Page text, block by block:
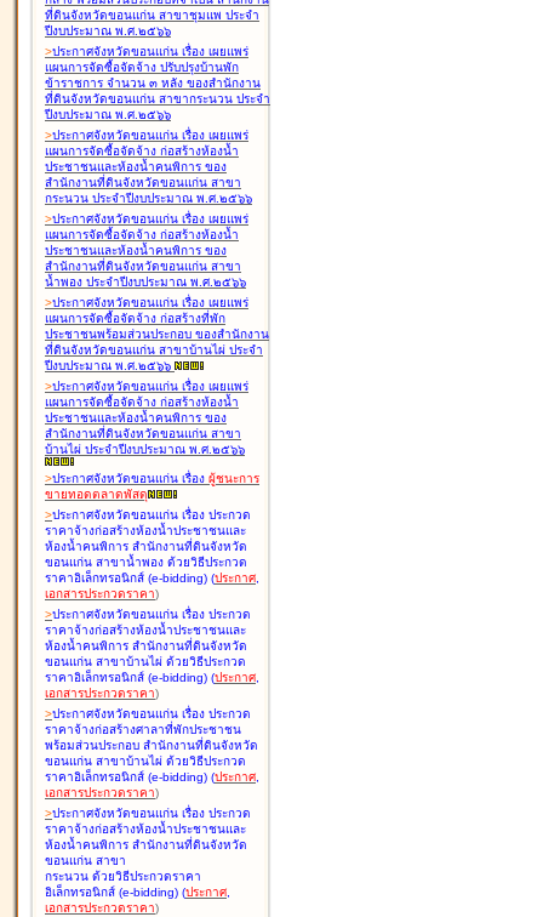
ที่ดินจังหวัดขอนแก่น สาขาชุมแพ ประจำ
ปีงบประมาณ พ.ศ.๒๕๖๖
>ประกาศจังหวัดขอนแก่น เรื่อง เผยแพร่
แผนการจัดซื้อจัดจ้าง ปรับปรุงบ้านพัก
ข้าราชการ จำนวน ๓ หลัง ของสำนักงาน
ที่ดินจังหวัดขอนแก่น สาขากระนวน ประจำ
ปีงบประมาณ พ.ศ.๒๕๖๖
>ประกาศจังหวัดขอนแก่น เรื่อง เผยแพร่
แผนการจัดซื้อจัดจ้าง ก่อสร้างห้องน้ำ
ประชาชนและห้องน้ำคนพิการ ของ
สำนักงานที่ดินจังหวัดขอนแก่น สาขา
กระนวน ประจำปีงบประมาณ พ.ศ.๒๕๖๖
>ประกาศจังหวัดขอนแก่น เรื่อง เผยแพร่
แผนการจัดซื้อจัดจ้าง ก่อสร้างห้องน้ำ
ประชาชนและห้องน้ำคนพิการ ของ
สำนักงานที่ดินจังหวัดขอนแก่น สาขา
น้ำพอง ประจำปีงบประมาณ พ.ศ.๒๕๖๖
>ประกาศจังหวัดขอนแก่น เรื่อง เผยแพร่
แผนการจัดซื้อจัดจ้าง ก่อสร้างที่พัก
ประชาชนพร้อมส่วนประกอบ ของสำนักงาน
ที่ดินจังหวัดขอนแก่น สาขาบ้านไผ่ ประจำ
ปีงบประมาณ พ.ศ.๒๕๖๖
>ประกาศจังหวัดขอนแก่น เรื่อง เผยแพร่
แผนการจัดซื้อจัดจ้าง ก่อสร้างห้องน้ำ
ประชาชนและห้องน้ำคนพิการ ของ
สำนักงานที่ดินจังหวัดขอนแก่น สาขา
บ้านไผ่ ประจำปีงบประมาณ พ.ศ.๒๕๖๖
>ประกาศจังหวัดขอนแก่น เรื่อง ผู้ชนะการ
ขายทอดตลาดพัสดุ
>ประกาศจังหวัดขอนแก่น เรื่อง ประกวด
ราคาจ้างก่อสร้างห้องน้ำประชาชนและ
ห้องน้ำคนพิการ สำนักงานที่ดินจังหวัด
ขอนแก่น สาขาน้ำพอง ด้วยวิธีประกวด
ราคาอิเล็กทรอนิกส์ (e-bidding) (ประกาศ,
เอกสารประกวดราคา)
>ประกาศจังหวัดขอนแก่น เรื่อง ประกวด
ราคาจ้างก่อสร้างห้องน้ำประชาชนและ
ห้องน้ำคนพิการ สำนักงานที่ดินจังหวัด
ขอนแก่น สาขาบ้านไผ่ ด้วยวิธีประกวด
ราคาอิเล็กทรอนิกส์ (e-bidding) (ประกาศ,
เอกสารประกวดราคา)
>ประกาศจังหวัดขอนแก่น เรื่อง ประกวด
ราคาจ้างก่อสร้างศาลาที่พักประชาชน
พร้อมส่วนประกอบ สำนักงานที่ดินจังหวัด
ขอนแก่น สาขาบ้านไผ่ ด้วยวิธีประกวด
ราคาอิเล็กทรอนิกส์ (e-bidding) (ประกาศ,
เอกสารประกวดราคา)
>ประกาศจังหวัดขอนแก่น เรื่อง ประกวด
ราคาจ้างก่อสร้างห้องน้ำประชาชนและ
ห้องน้ำคนพิการ สำนักงานที่ดินจังหวัด
ขอนแก่น สาขา
กระนวน ด้วยวิธีประกวดราคา
อิเล็กทรอนิกส์ (e-bidding) (ประกาศ,
เอกสารประกวดราคา)